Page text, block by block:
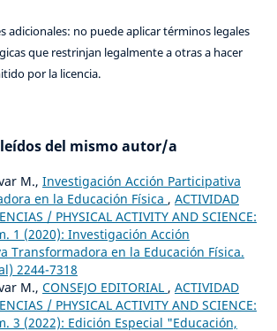
adicionales: no puede aplicar términos legales
que restrinjan legalmente a otras a hacer
por la licencia.
del mismo autor/a
M., Investigación Acción Participativa
en la Educación Física , ACTIVIDAD
/ PHYSICAL ACTIVITY AND SCIENCE:
1 (2020): Investigación Acción
Transformadora en la Educación Física.
2244-7318
M., CONSEJO EDITORIAL , ACTIVIDAD
/ PHYSICAL ACTIVITY AND SCIENCE:
3 (2022): Edición Especial "Educación,